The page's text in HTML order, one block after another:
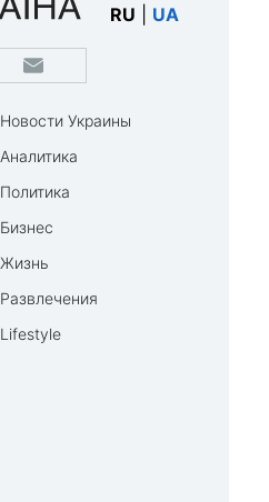
RU UA
Новости Украины
Аналитика
Политика
Бизнес
Жизнь
Развлечения
Lifestyle